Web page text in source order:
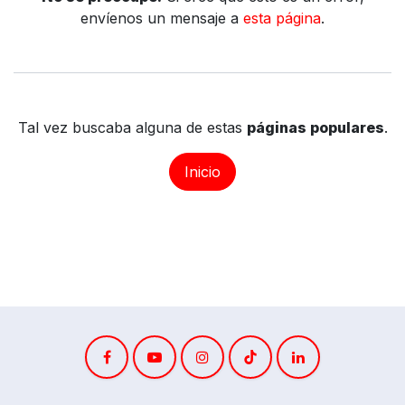
envíenos un mensaje a esta página.
Tal vez buscaba alguna de estas páginas populares.
Inicio